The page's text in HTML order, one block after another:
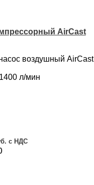
AirCast
воздушный AirCast
л/мин